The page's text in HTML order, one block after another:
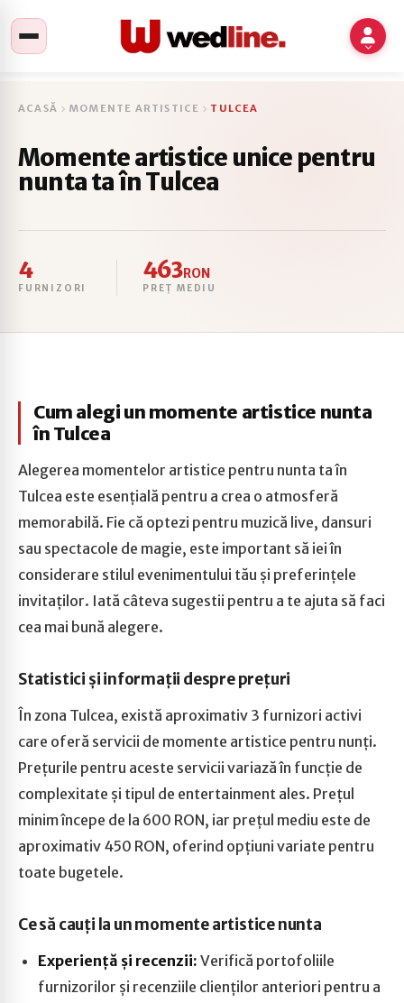
ACASĂ MOMENTE ARTISTICE TULCEA
Momente artistice unice pentru
nunta ta în Tulcea
4
FURNIZORI
463RON
PREȚ MEDIU
Cum alegi un momente artistice nunta
în Tulcea
Alegerea momentelor artistice pentru nunta ta în
Tulcea este esențială pentru a crea o atmosferă
memorabilă. Fie că optezi pentru muzică live, dansuri
sau spectacole de magie, este important să iei în
considerare stilul evenimentului tău și preferințele
invitaților. Iată câteva sugestii pentru a te ajuta să faci
cea mai bună alegere.
Statistici și informații despre prețuri
În zona Tulcea, există aproximativ 3 furnizori activi
care oferă servicii de momente artistice pentru nunți.
Prețurile pentru aceste servicii variază în funcție de
complexitate și tipul de entertainment ales. Prețul
minim începe de la 600 RON, iar prețul mediu este de
aproximativ 450 RON, oferind opțiuni variate pentru
toate bugetele.
Ce să cauți la un momente artistice nunta
Experiență și recenzii: Verifică portofoliile
furnizorilor și recenziile clienților anteriori pentru a